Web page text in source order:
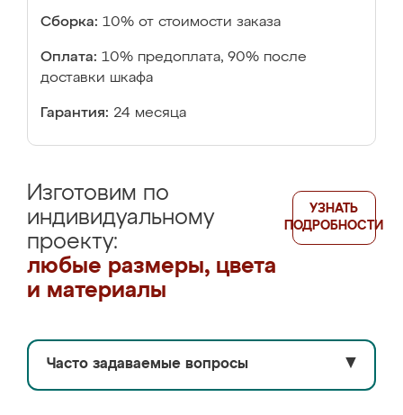
Сборка: 10% от стоимости заказа
Оплата: 10% предоплата, 90% после
доставки шкафа
Гарантия: 24 месяца
Изготовим по
индивидуальному
проекту:
любые размеры, цвета
и материалы
УЗНАТЬ
ПОДРОБНОСТИ
Часто задаваемые вопросы ▼